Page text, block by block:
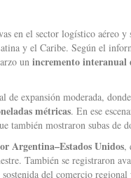
en el sector logístico aéreo
y el Caribe. Según el
un incremento interanual
de expansión moderada,
métricas. En ese
también mostraron subas de
Argentina–Estados Unidos,
También se registraron
del comercio